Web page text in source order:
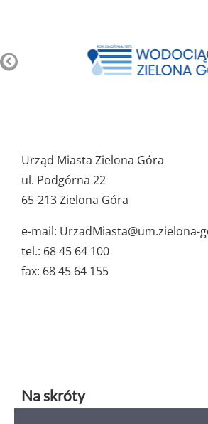
ważne
dane
Urząd Miasta Zielona Góra
ul. Podgórna 22
65-213 Zielona Góra
e-mail: UrzadMiasta@um.zielona-
tel.: 68 45 64 100
fax: 68 45 64 155
Na skróty